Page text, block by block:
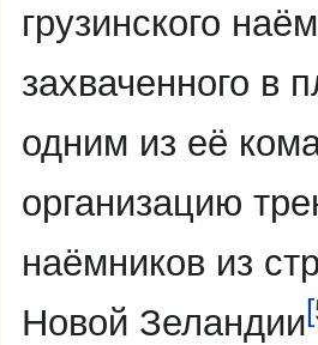
грузинского
захваченного в
одним из её
организацию
наёмников из
Новой Зеландии